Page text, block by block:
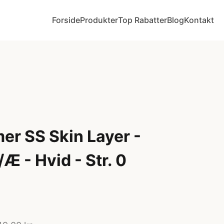
ForsideProdukterTop RabatterBlogKontakt
SS Skin Layer -
- Hvid - Str. 0